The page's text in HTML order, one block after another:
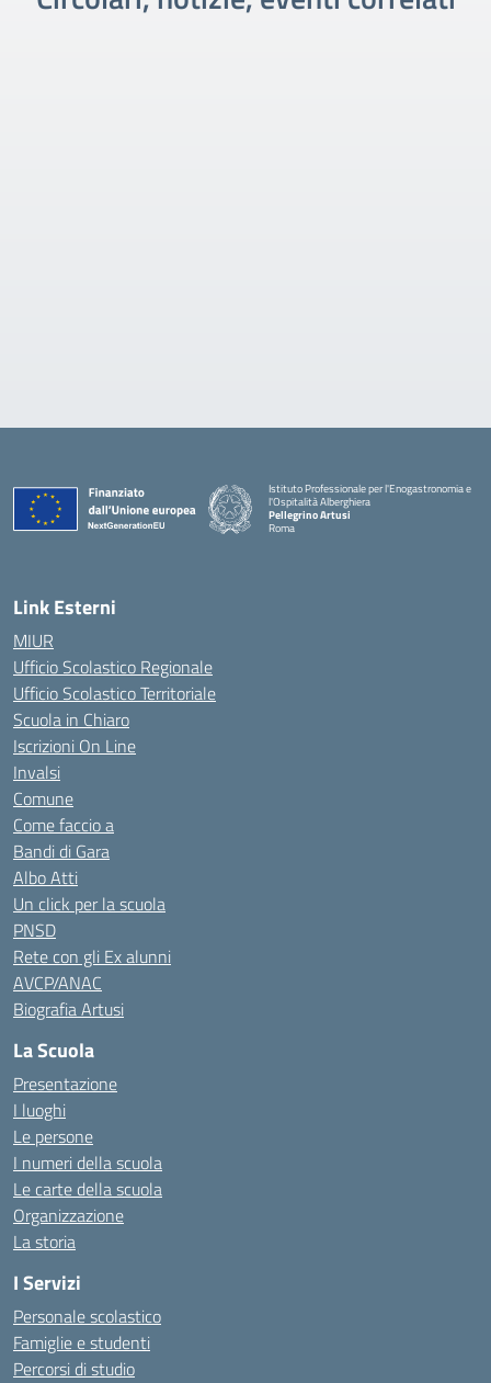
Istituto Professionale per l'Enogastronomia e
l'Ospitalità Alberghiera
Pellegrino Artusi
Roma
Link Esterni
MIUR
Ufficio Scolastico Regionale
Ufficio Scolastico Territoriale
Scuola in Chiaro
Iscrizioni On Line
Invalsi
Comune
Come faccio a
Bandi di Gara
Albo Atti
Un click per la scuola
PNSD
Rete con gli Ex alunni
AVCP/ANAC
Biografia Artusi
La Scuola
Presentazione
I luoghi
Le persone
I numeri della scuola
Le carte della scuola
Organizzazione
La storia
I Servizi
Personale scolastico
Famiglie e studenti
Percorsi di studio